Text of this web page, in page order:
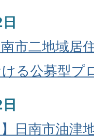
南市二地域居
る公募型プ
】日南市油津